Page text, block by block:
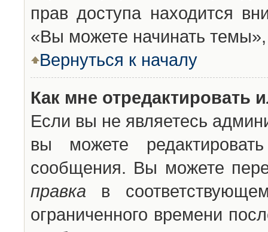
прав доступа находится
«Вы можете начинать
Вернуться к началу
Как мне отредактировать
Если вы не являетесь
вы можете
сообщения. Вы можете
правка в
ограниченного времени